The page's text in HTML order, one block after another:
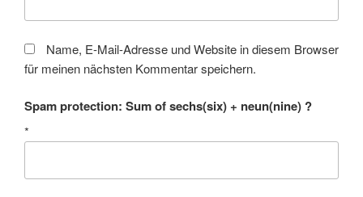
Name, E-Mail-Adresse und Website in diesem Browser
für meinen nächsten Kommentar speichern.
Spam protection: Sum of sechs(six) + neun(nine) ?
*